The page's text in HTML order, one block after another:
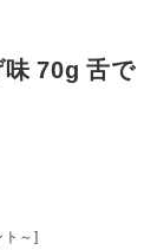
70g 舌で
～]